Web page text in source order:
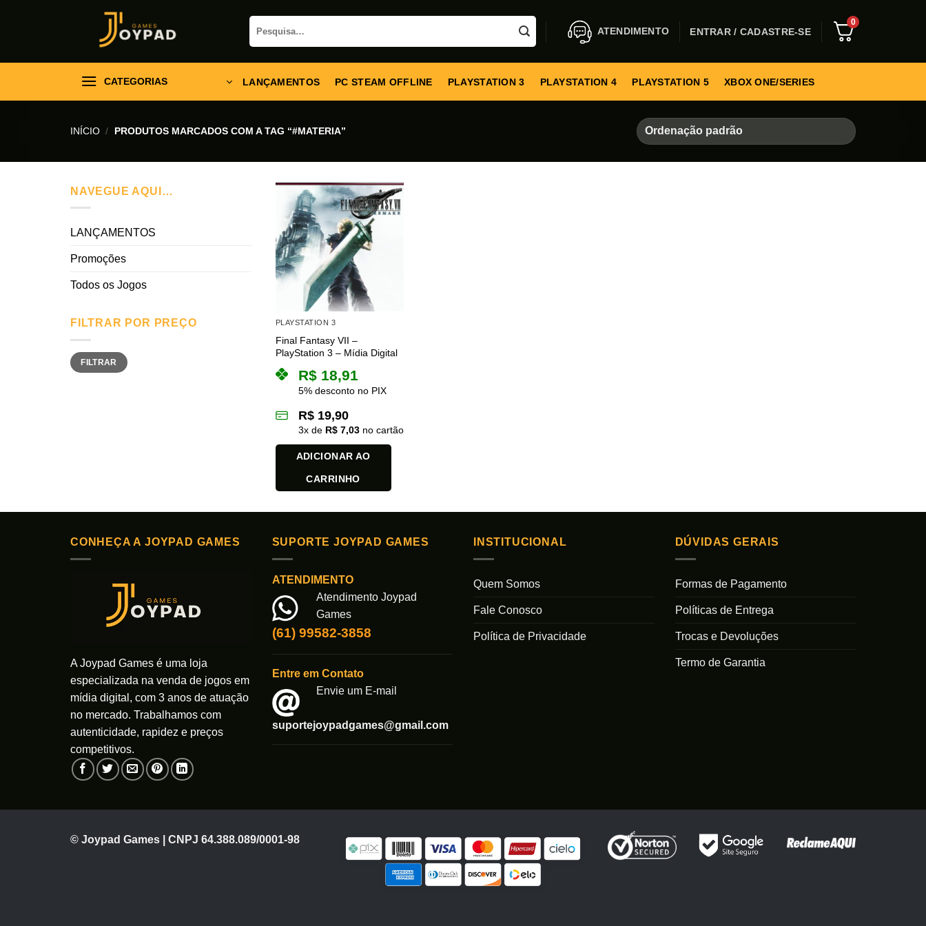
Pesquisar
por:
ATENDIMENTO ENTRAR / CADASTRE-SE
0
CATEGORIAS LANÇAMENTOS PC STEAM OFFLINE PLAYSTATION 3 PLAYSTATION 4 PLAYSTATION 5 XBOX ONE/SERIES
INÍCIO / PRODUTOS MARCADOS COM A TAG “#MATERIA”
NAVEGUE AQUI…
LANÇAMENTOS
Promoções
Todos os Jogos
FILTRAR POR PREÇO
Preço
mínimo
Preço
máximo
FILTRAR
PLAYSTATION 3
Final Fantasy VII –
PlayStation 3 – Mídia Digital
R$18,91
5% desconto no PIX
R$19,90
3x de R$7,03no cartão
ADICIONAR AO
CARRINHO
CONHEÇA A JOYPAD GAMES
A Joypad Games é uma loja
especializada na venda de jogos em
mídia digital, com 3 anos de atuação
no mercado. Trabalhamos com
autenticidade, rapidez e preços
competitivos.
SUPORTE JOYPAD GAMES
ATENDIMENTO
Atendimento Joypad
Games
(61) 99582-3858
Entre em Contato
Envie um E-mail
suportejoypadgames@gmail.com
INSTITUCIONAL
Quem Somos
Fale Conosco
Política de Privacidade
DÚVIDAS GERAIS
Formas de Pagamento
Políticas de Entrega
Trocas e Devoluções
Termo de Garantia
© Joypad Games | CNPJ 64.388.089/0001-98